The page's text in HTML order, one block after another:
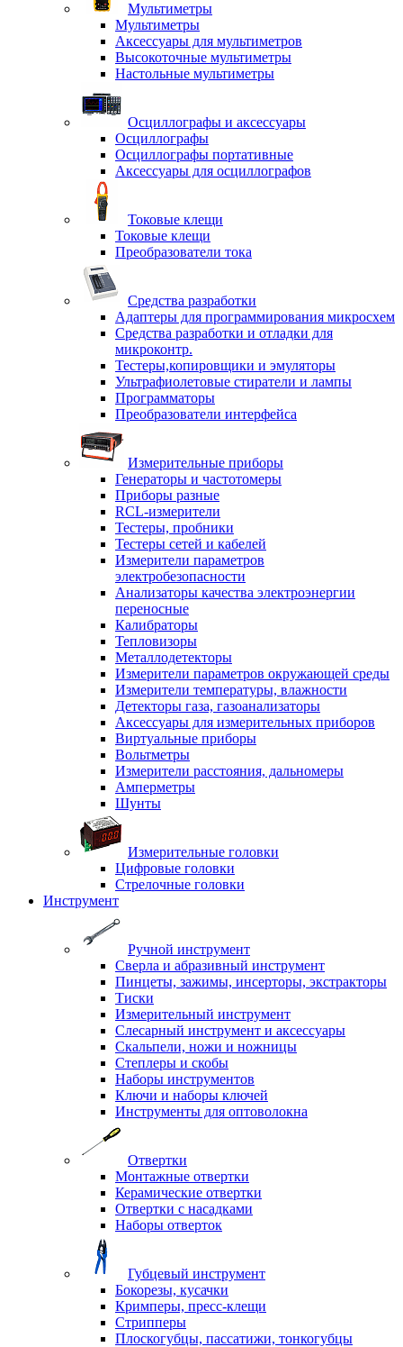
Мультиметры
Мультиметры
Аксессуары для мультиметров
Высокоточные мультиметры
Настольные мультиметры
Осциллографы и аксессуары
Осциллографы
Осциллографы портативные
Аксессуары для осциллографов
Токовые клещи
Токовые клещи
Преобразователи тока
Средства разработки
Адаптеры для программирования микросхем
Средства разработки и отладки для
микроконтр.
Тестеры,копировщики и эмуляторы
Ультрафиолетовые стиратели и лампы
Программаторы
Преобразователи интерфейса
Измерительные приборы
Генераторы и частотомеры
Приборы разные
RCL-измерители
Тестеры, пробники
Тестеры сетей и кабелей
Измерители параметров
электробезопасности
Анализаторы качества электроэнергии
переносные
Калибраторы
Тепловизоры
Металлодетекторы
Измерители параметров окружающей среды
Измерители температуры, влажности
Детекторы газа, газоанализаторы
Аксессуары для измерительных приборов
Виртуальные приборы
Вольтметры
Измерители расстояния, дальномеры
Амперметры
Шунты
Измерительные головки
Цифровые головки
Стрелочные головки
Инструмент
Ручной инструмент
Сверла и абразивный инструмент
Пинцеты, зажимы, инсерторы, экстракторы
Тиски
Измерительный инструмент
Слесарный инструмент и аксессуары
Скальпели, ножи и ножницы
Степлеры и скобы
Наборы инструментов
Ключи и наборы ключей
Инструменты для оптоволокна
Отвертки
Монтажные отвертки
Керамические отвертки
Отвертки с насадками
Наборы отверток
Губцевый инструмент
Бокорезы, кусачки
Кримперы, пресс-клещи
Стрипперы
Плоскогубцы, пассатижи, тонкогубцы